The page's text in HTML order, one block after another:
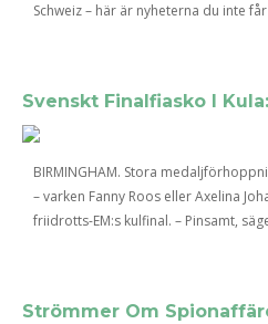
Schweiz – här är nyheterna du inte
Svenskt Finalfiasko I
BIRMINGHAM. Stora
– varken Fanny Roos eller Axelina
friidrotts-EM:s kulfinal. – Pinsamt,
Strömmer Om